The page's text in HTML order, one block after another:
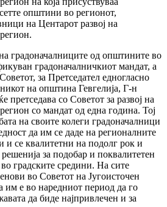
општини во регионот,
на Центарот развој на
градоначалниците од општините во
градоначалничкиот мандат, а
за Претседател едногласно
на општина Гевгелија, Г-н
претседава со Советот за развој на
со мандат од една година. Тој
на своите колеги градоначалници
да им се даде на регионалните
и се квалитетни на подолг рок и
за подобар и поквалитетен
градските средини. На сите
во Советот на Југоисточен
им е во наредниот период да го
да биде најпривлечен и за